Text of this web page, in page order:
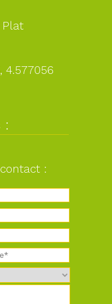
Plat
4.577056
:
: